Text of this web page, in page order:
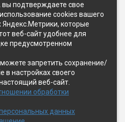
ул Восточное-шоссе, д.5
подтверждаете свое
cookies вашего
которые
веб-сайт удобнее для
предусмотренном
запретить сохранение/
в настройках своего
веб-сайт.
обработки
данных